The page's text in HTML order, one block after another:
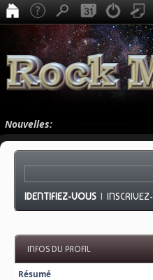
Nouvelles:
IDENTIFIEZ-VOUS |
INFOS DU PROFIL
Résumé